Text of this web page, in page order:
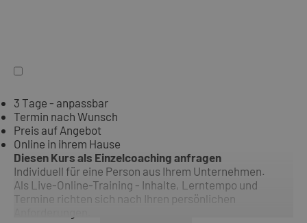
3 Tage - anpassbar
Termin nach Wunsch
Preis auf Angebot
Online in ihrem Hause
Diesen Kurs als Einzelcoaching anfragen
Individuell für eine Person aus Ihrem Unternehmen.
Als Live-Online-Training - Inhalte, Lerntempo und
Termine richten sich nach Ihren persönlichen